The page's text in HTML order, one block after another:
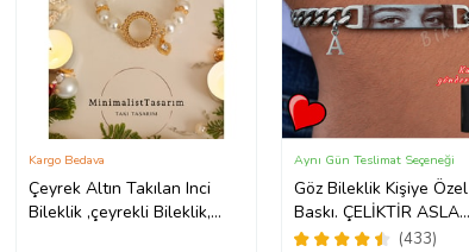
Çeyrek Altın Takılan Inci
Bileklik ,çeyrekli Bileklik,
Kargo Bedava
Göz Bileklik Kişiye Özel
Baskı. ÇELİKTİR ASLA
PASLANMAZ (433)
Aynı Gün Teslimat Seçeneği